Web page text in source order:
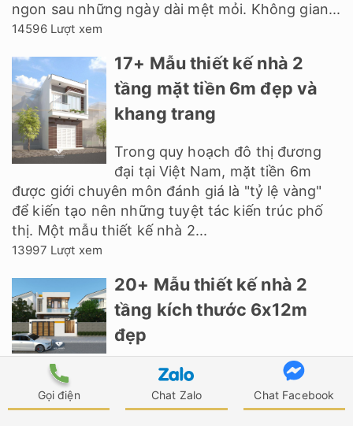
Gọi điện Chat Zalo Chat Facebook
ngon sau những ngày dài mệt mỏi. Không gian...
14596 Lượt xem
17+ Mẫu thiết kế nhà 2
tầng mặt tiền 6m đẹp và
khang trang
Trong quy hoạch đô thị đương
đại tại Việt Nam, mặt tiền 6m
được giới chuyên môn đánh giá là "tỷ lệ vàng"
để kiến tạo nên những tuyệt tác kiến trúc phố
thị. Một mẫu thiết kế nhà 2...
13997 Lượt xem
20+ Mẫu thiết kế nhà 2
tầng kích thước 6x12m
đẹp
Mẫu thiết kế nhà 2 tầng 6x12m ngày càng nhận
được nhiều sự yêu mến và ưa chuộng của mọi
người, nhất là những gia đình trẻ có 3 - 4 thành